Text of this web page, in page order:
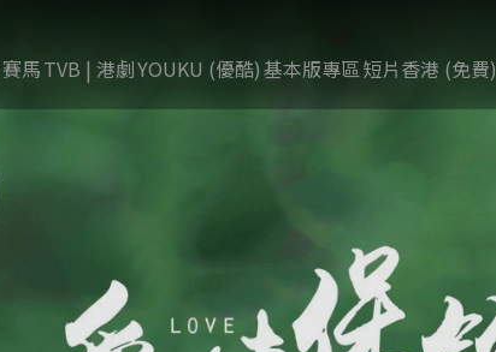
賽馬TVB | 港劇YOUKU (優酷)基本版專區短片香港 (免費)